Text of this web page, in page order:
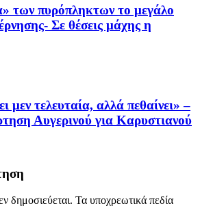
των πυρόπληκτων το μεγάλο
Σε θέσεις μάχης η
μεν τελευταία, αλλά πεθαίνει» –
Αυγερινού για Καρυστιανού
δημοσιεύεται. Τα υποχρεωτικά πεδία